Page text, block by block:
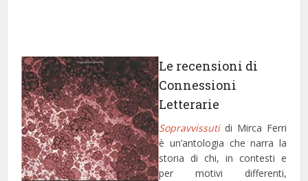
Le recensioni di
Connessioni
Letterarie
Sopravvissutidi Mirca Ferri
è un’antologia che narra la
storia di chi, in contesti e
per motivi differenti,